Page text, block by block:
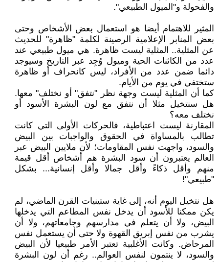
والفحولة و"الميول الطبيعي".
المثير للاهتمام أيضا هو استعمال بعض الأشخاص وحتى
بعض المنابر الإعلامية الرصينة لكلمة "ظاهرة" للحديث
عن المثلية.. المثلية ليست ظاهرة. هي ميول طبيعي عند
عدد من الكائنات الحية وميول وُجِد عبر التاريخ وسيوجد
دائما ضمن عدد من الأفراد، ليس كانحراف أو ظاهرة
ستختفي في يوم من الأيام.
كما أن المثلية ليست وجهة نظر "نتفق" أو نختلف" معها.
هل سنتخيل مثلا أن نتفق مع لون البشرة الأسود أو
نختلف معه؟
المقارنة ليست اعتباطية، فالحركات الأولى التي كانت
تطالب بالمساواة في الحقوق والواجبات بين البيض
والسود، واجهت نفس المقاومات؛ لأن ملايين البيض عبر
العالم يعتبرون أن سود البشرة هم أشخاص أقل قيمة
منهم وأقل ذكاءً وأقل جمالا وأقل إنسانية... بشكل
"طبيعي"!
هل نتخيل اليوم أنه، إلى غاية ستينيات القرن الماضي، لم
يكن ممكنا للأسود أن يدخل نفس المطاعم التي يدخلها
البيض، ولا أن يتعلم في مدارسهم وجامعاتهم، ولا أن
يشرب من نفس إبريق القهوة ولا حتى أن يستعمل نفس
المرحاض. وكانت الأغلبية تعتبر الأمر طبيعيا لأن البيض
والسود، لا ينتمون لنفس العوالم.. رغم أن لون البشرة